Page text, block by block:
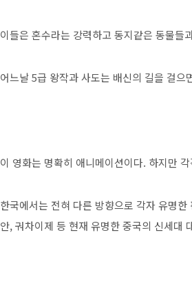
이들은 혼수라는 강력하고 동지같은 동물들
어느날 5급 왕작과 사도는 배신의 길을 걸
이 영화는 명확히 애니메이션이다. 하지만
한국에서는 전혀 다른 방향으로 각자 유명
안, 궈차이제 등 현재 유명한 중국의 신세대